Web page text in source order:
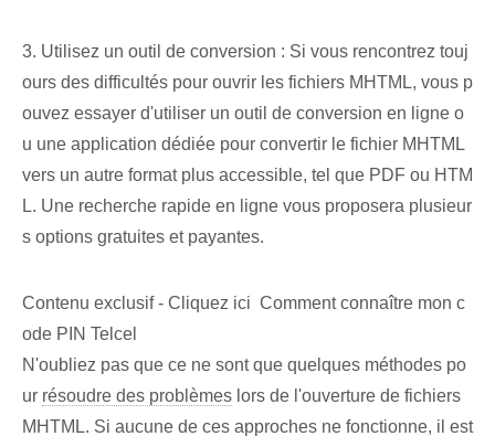
3. Utilisez un outil de conversion : Si vous rencontrez touj
ours des difficultés pour ouvrir les fichiers MHTML, vous p
ouvez essayer d'utiliser un outil de conversion en ligne o
u une application dédiée pour convertir le fichier MHTML
vers un autre format plus accessible, tel que PDF ou HTM
L. Une recherche rapide en ligne vous proposera plusieur
s options gratuites et payantes.
Contenu exclusif - Cliquez ici Comment connaître mon c
ode PIN Telcel
N'oubliez pas que ce ne sont que quelques méthodes po
ur résoudre des problèmes lors de l'ouverture de fichiers
MHTML. Si aucune de ces approches ne fonctionne, il est